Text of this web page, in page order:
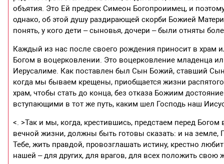
объятия. Это Ей предрек Симеон Богопроиимец, и
однако, об этой душу раздирающей скорби Божией
понять, у кого дети – сыновья, дочери – были отняты
Каждый из нас после своего рождения приносит в храм
Богом в воцерковлении. Это воцерковление младенца
Иерусалиме. Как поставлен был Сын Божий, ставший
когда мы бываем крещены, приобщается жизни
храм, чтобы стать до конца, без отказа Божиим
вступающими в тот же путь, каким шел Господь наш
<. >Так и мы, когда, крестившись, предстаем перед
вечной жизни, должны быть готовы сказать: и на
Тебе, жить правдой, провозглашать истину, крестно
нашей – для других, для врагов, для всех положить свою